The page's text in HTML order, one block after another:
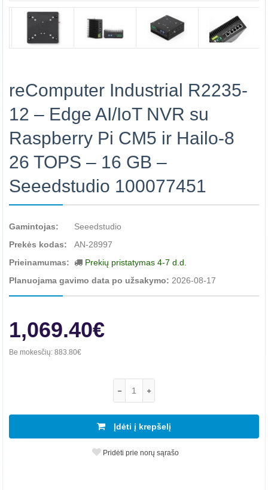
reComputer Industrial R2235-
12 – Edge AI/IoT NVR su
Raspberry Pi CM5 ir Hailo-8
26 TOPS – 16 GB –
Seeedstudio 100077451
Gamintojas:
Seeedstudio
Prekės kodas:
AN-28997
Prieinamumas:
Prekių pristatymas 4-7 d.d.
Planuojama gavimo data po užsakymo: 2026-08-17
1,069.40€
Be mokesčių: 883.80€
Įdėti į krepšelį
Pridėti prie norų sąrašo